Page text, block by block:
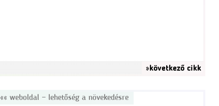
»következő cikk
«« weboldal = lehetőség a növekedésre